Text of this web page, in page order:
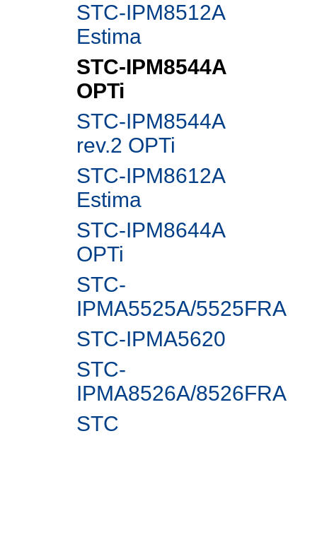
STC-IPM8512A
Estima
STC-IPM8544A
OPTi
STC-IPM8544A
rev.2 OPTi
STC-IPM8612A
Estima
STC-IPM8644A
OPTi
STC-
IPMA5525A/5525FRA
STC-IPMА5620
STC-
IPMA8526A/8526FRA
STC